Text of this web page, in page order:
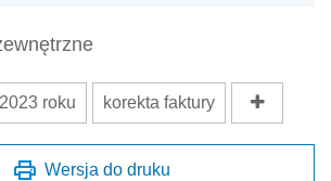
roku korekta faktury
Wersja do druku